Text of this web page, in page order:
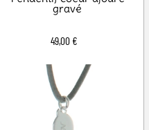
gravé
49,00 €